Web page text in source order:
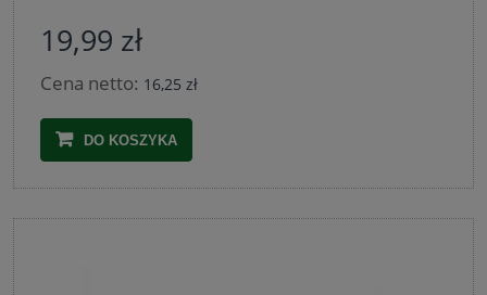
19,99 zł
Cena netto: 16,25 zł
DO KOSZYKA